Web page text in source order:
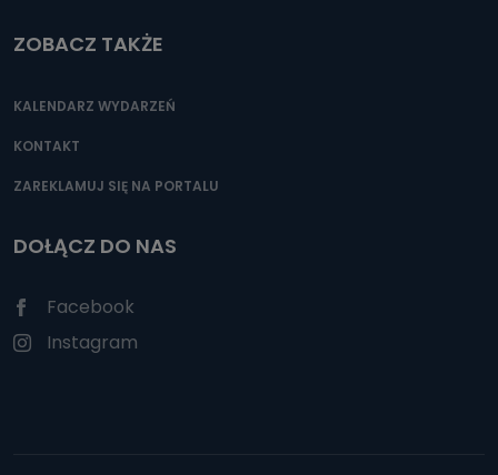
ZOBACZ TAKŻE
KALENDARZ WYDARZEŃ
KONTAKT
ZAREKLAMUJ SIĘ NA PORTALU
DOŁĄCZ DO NAS
Facebook
Instagram